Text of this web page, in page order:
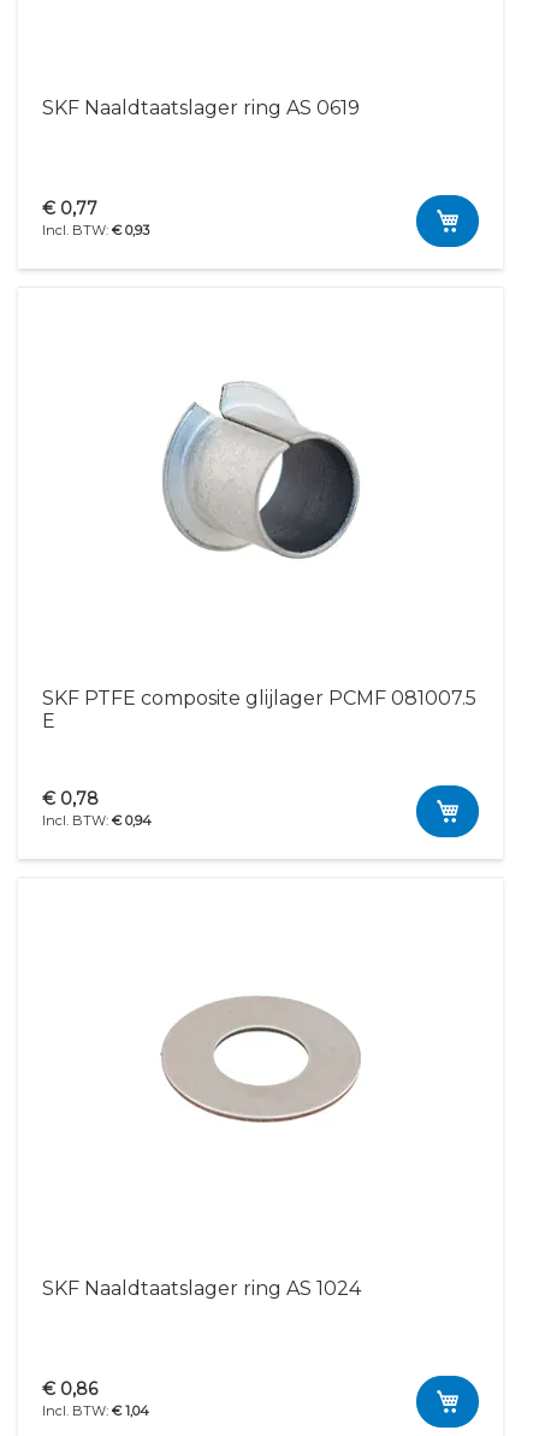
SKF Naaldtaatslager ring AS 0619
€ 0,93
€ 0,77
SKF PTFE composite glijlager PCMF 081007.5
E
€ 0,94
€ 0,78
SKF Naaldtaatslager ring AS 1024
€ 1,04
€ 0,86